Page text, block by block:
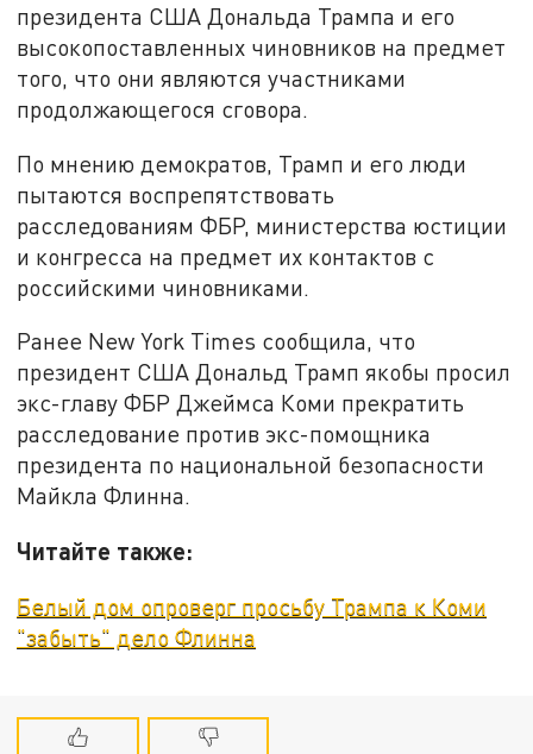
президента США Дональда Трампа и его
высокопоставленных чиновников на предмет
того, что они являются участниками
продолжающегося сговора.
По мнению демократов, Трамп и его люди
пытаются воспрепятствовать
расследованиям ФБР, министерства юстиции
и конгресса на предмет их контактов с
российскими чиновниками.
Ранее New York Times сообщила, что
президент США Дональд Трамп якобы просил
экс-главу ФБР Джеймса Коми прекратить
расследование против экс-помощника
президента по национальной безопасности
Майкла Флинна.
Читайте также:
Белый дом опроверг просьбу Трампа к Коми
"забыть" дело Флинна